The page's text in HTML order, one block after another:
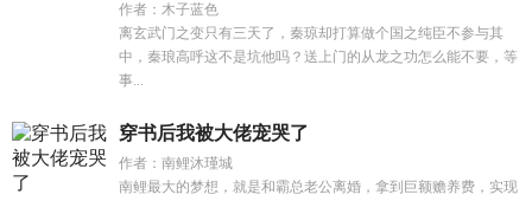
作者：木子蓝色
离玄武门之变只有三天了，秦琼却打算做个国之纯臣不参与其
中，秦琅高呼这不是坑他吗？送上门的从龙之功怎么能不要，等
事...
穿书后我被大佬宠哭了
作者：南鲤沐瑾城
南鲤最大的梦想，就是和霸总老公离婚，拿到巨额赡养费，实现